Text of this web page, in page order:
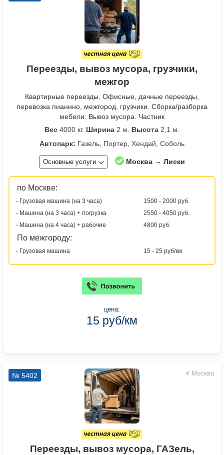
Переезды, вывоз мусора, грузчики,
межгор
Квартирные переезды. Офисные, дачные переезды,
перевозка пианино, межгород, грузчики. Сборка/разборка
мебели. Вывоз мусора. Частник
Вес 4000 кг. Ширина 2 м. Высота 2,1 м.
Автопарк: Газель, Портер, Хендай, Соболь
Основные услуги Москва → Лиски
по Москве:
- Грузовая машина (на 3 часа)
1500 - 2000 руб.
- Машина (на 3 часа) + погрузка
2550 - 4050 руб.
- Машина (на 4 часа) + рабочие
4800 руб.
По межгороду:
- Грузовая машина 15 - 25 руб/км
цена:
15 руб/км
Москва
№ 5402
Переезды, вывоз мусора, ГАЗель,